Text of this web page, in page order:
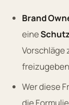
Brand
eine
Vorschläge
Wer diese
die